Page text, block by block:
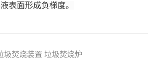
表面形成负梯度。
圾焚烧装置 垃圾焚烧炉